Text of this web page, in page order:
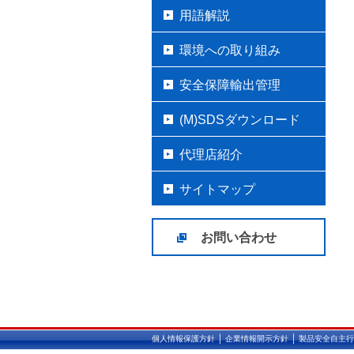
用語解説
環境への取り組み
安全保障輸出管理
(M)SDSダウンロード
代理店紹介
サイトマップ
お問い合わせ
個人情報保護方針｜企業情報開示方針｜製品安全自主